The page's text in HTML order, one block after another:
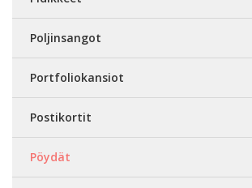
Poljinsangot
Portfoliokansiot
Postikortit
Pöydät